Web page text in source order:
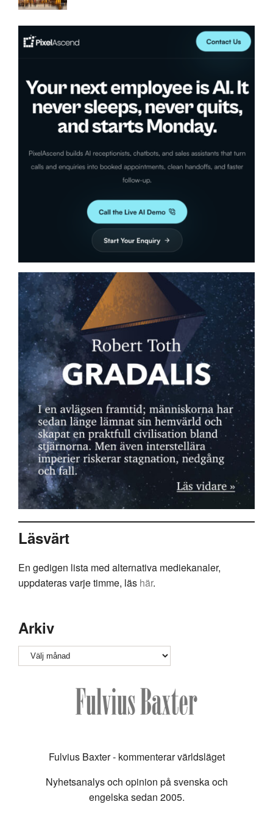
Läsvärt
En gedigen lista med alternativa mediekanaler,
uppdateras varje timme, läs här.
Arkiv
Arkiv
Fulvius Baxter - kommenterar världsläget
Nyhetsanalys och opinion på svenska och
engelska sedan 2005.